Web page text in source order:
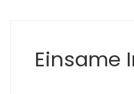
Einsame